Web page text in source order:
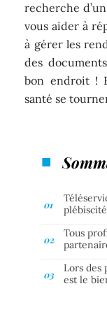
recherche
vous aider à
à gérer les
des
bon endroit !
santé se
Tous
Lors des
est le